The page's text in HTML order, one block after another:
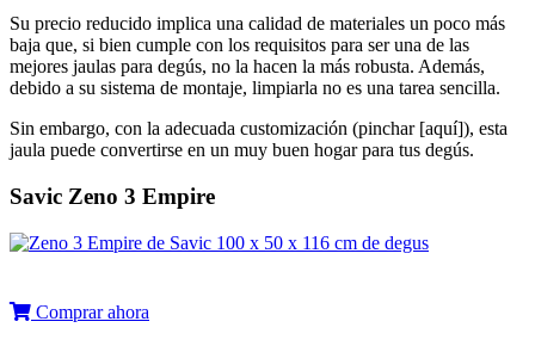
Su precio reducido implica una calidad de materiales un poco más
baja que, si bien cumple con los requisitos para ser una de las
mejores jaulas para degús, no la hacen la más robusta. Además,
debido a su sistema de montaje, limpiarla no es una tarea sencilla.
Sin embargo, con la adecuada customización (pinchar [aquí]), esta
jaula puede convertirse en un muy buen hogar para tus degús.
Savic Zeno 3 Empire
Comprar ahora